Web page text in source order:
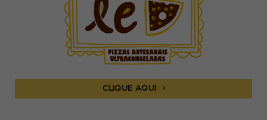
CLIQUE AQUI